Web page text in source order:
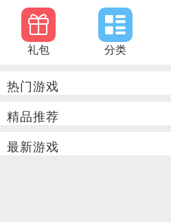
礼包 分类
热门游戏
精品推荐
最新游戏